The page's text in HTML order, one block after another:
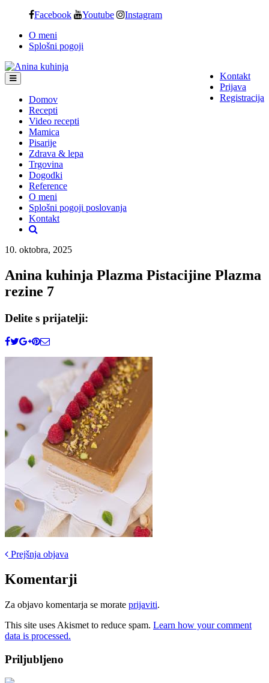
content
Facebook Youtube Instagram
O meni
Splošni pogoji
Kontakt
Prijava
Registracija
Domov
Recepti
Video recepti
Mamica
Pisarije
Zdrava & lepa
Trgovina
Dogodki
Reference
O meni
Splošni pogoji poslovanja
Kontakt
10. oktobra, 2025
Anina kuhinja Plazma Pistacijine Plazma
rezine 7
Delite s prijatelji:
Post
navigation
Prejšnja objava
Komentarji
Za objavo komentarja se morate prijaviti.
This site uses Akismet to reduce spam. Learn how your comment
data is processed.
Priljubljeno